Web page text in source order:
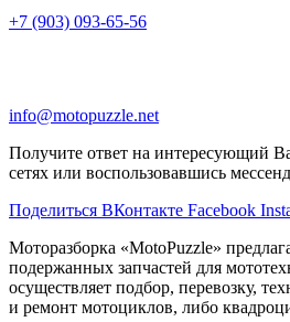
+7 (903) 093-65-56
info@motopuzzle.net
Получите ответ на интересующий
сетях или воспользовавшись
Поделиться ВКонтакте Facebook
Моторазборка «MotoPuzzle»
подержанных запчастей для
осуществляет подбор, перевозку,
и ремонт мотоциклов, либо